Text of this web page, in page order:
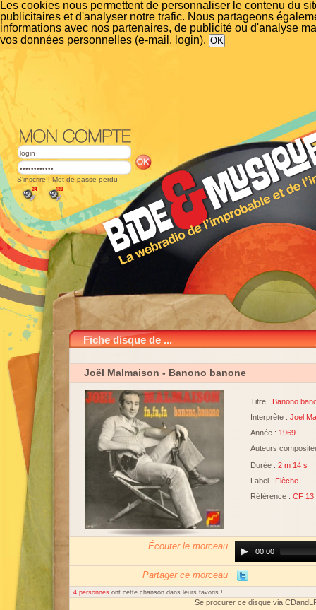
Les cookies nous permettent de personnaliser le contenu du
publicitaires et d'analyser notre trafic. Nous partageons
informations avec nos partenaires, de publicité ou d'analyse
vos données personnelles (e-mail, login).
S'inscrire | Mot de passe perdu
Fiche disque de ...
Joël Malmaison - Banono banone
Titre : Banono
Interprète : Joel
Année : 1969
Auteurs
Durée : 2 m 14 s
Label : Flèche
Référence : CF 13
Écouter le morceau
Player00:00
Partager ce morceau
4 personnes ont cette chanson dans leurs favoris !
Se procurer ce disque via